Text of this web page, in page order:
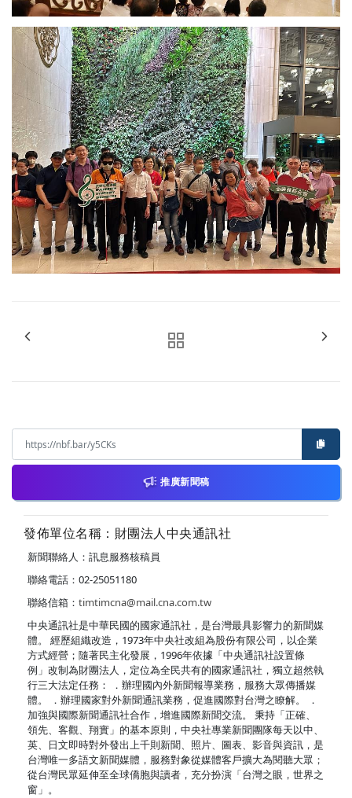
推廣新聞稿
發佈單位名稱：財團法人中央通訊社
新聞聯絡人：訊息服務核稿員
聯絡電話：02-25051180
聯絡信箱： timtimcna@mail.cna.com.tw
中央通訊社是中華民國的國家通訊社，是台灣最具影響力的新聞媒
體。 經歷組織改造，1973年中央社改組為股份有限公司，以企業
方式經營；隨著民主化發展，1996年依據「中央通訊社設置條
例」改制為財團法人，定位為全民共有的國家通訊社，獨立超然執
行三大法定任務： ．辦理國內外新聞報導業務，服務大眾傳播媒
體。 ．辦理國家對外新聞通訊業務，促進國際對台灣之瞭解。 ．
加強與國際新聞通訊社合作，增進國際新聞交流。 秉持「正確、
領先、客觀、翔實」的基本原則，中央社專業新聞團隊每天以中、
英、日文即時對外發出上千則新聞、照片、圖表、影音與資訊，是
台灣唯一多語文新聞媒體，服務對象從媒體客戶擴大為閱聽大眾；
從台灣民眾延伸至全球僑胞與讀者，充分扮演「台灣之眼，世界之
窗」。